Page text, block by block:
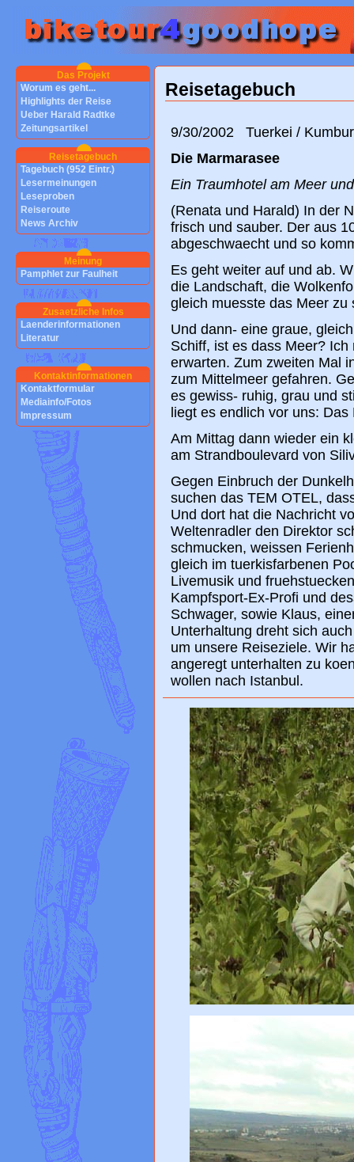
Das Projekt
Worum es geht...
Highlights der Reise
Ueber Harald Radtke
Zeitungsartikel
Reisetagebuch
Tagebuch (952 Eintr.)
Lesermeinungen
Leseproben
Reiseroute
News Archiv
Meinung
Pamphlet zur Faulheit
Zusaetzliche Infos
Laenderinformationen
Literatur
Kontaktinformationen
Kontaktformular
Mediainfo/Fotos
Impressum
Reisetagebuch
9/30/2002 Tuerkei /
Die Marmarasee
Ein Traumhotel am Meer
(Renata und Harald) In der
frisch und sauber. Der aus
abgeschwaecht und so
Es geht weiter auf und ab.
die Landschaft, die
gleich muesste das Meer zu
Und dann- eine graue,
Schiff, ist es dass Meer?
erwarten. Zum zweiten Mal
zum Mittelmeer gefahren.
es gewiss- ruhig, grau und
liegt es endlich vor uns: Das
Am Mittag dann wieder ein
am Strandboulevard von
Gegen Einbruch der
suchen das TEM OTEL,
Und dort hat die Nachricht
Weltenradler den Direktor
schmucken, weissen
gleich im tuerkisfarbenen
Livemusik und
Kampfsport-Ex-Profi und
Schwager, sowie Klaus,
Unterhaltung dreht sich
um unsere Reiseziele. Wir
angeregt unterhalten zu
wollen nach Istanbul.